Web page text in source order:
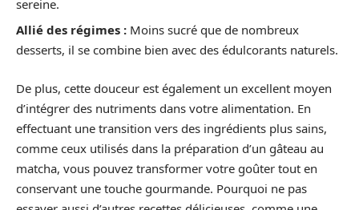
sereine.
Allié des régimes : Moins sucré que de nombreux
desserts, il se combine bien avec des édulcorants naturels.
De plus, cette douceur est également un excellent moyen
d’intégrer des nutriments dans votre alimentation. En
effectuant une transition vers des ingrédients plus sains,
comme ceux utilisés dans la préparation d’un gâteau au
matcha, vous pouvez transformer votre goûter tout en
conservant une touche gourmande. Pourquoi ne pas